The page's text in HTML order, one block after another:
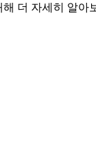
더 자세히 알아